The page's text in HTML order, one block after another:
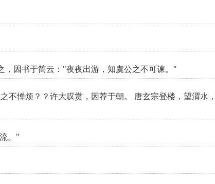
，因书于简云："夜夜出游，知虞公之不可谏。"
不惮烦？？许大叹赏，因荐于朝。 唐玄宗登楼，望渭水
。"